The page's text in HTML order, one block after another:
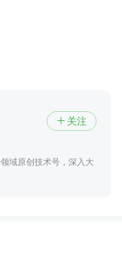
 关注
域原创技术号，深入大